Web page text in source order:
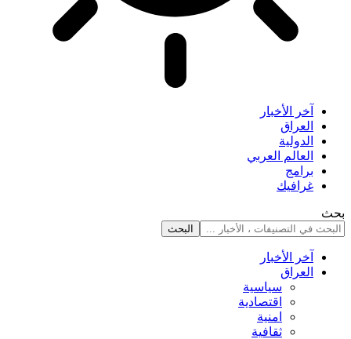
آخر الأخبار
العراق
الدولية
العالم العربي
برامج
غرافيك
بحث
آخر الأخبار
العراق
سياسية
اقتصادية
امنية
ثقافية